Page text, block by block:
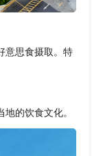
意思食摄取。特
的饮食文化。